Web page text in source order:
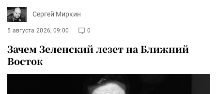
Сергей Миркин
5 августа 2026, 09:00 0
Зачем Зеленский лезет на Ближний
Восток